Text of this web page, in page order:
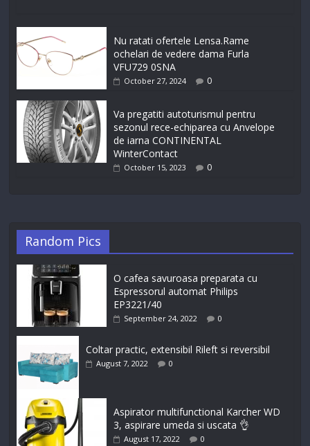
Nu ratati ofertele Lensa.Rame
ochelari de vedere dama Furla
VFU729 0SNA
October 27, 2024 0
Va pregatiti autoturismul pentru
sezonul rece-echiparea cu Anvelope
de iarna CONTINENTAL
WinterContact
October 15, 2023 0
Random Pics
O cafea savuroasa preparata cu
Espressorul automat Philips
EP3221/40
September 24, 2022 0
Coltar practic, extensibil Rileft si reversibil
August 7, 2022 0
Aspirator multifunctional Karcher WD
3, aspirare umeda si uscata 👌
August 17, 2022 0